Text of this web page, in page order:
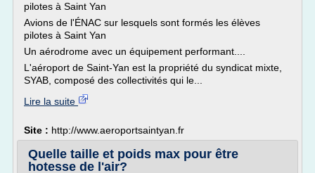
pilotes à Saint Yan
Avions de l'ÉNAC sur lesquels sont formés les élèves
pilotes à Saint Yan
Un aérodrome avec un équipement performant....
L'aéroport de Saint-Yan est la propriété du syndicat mixte,
SYAB, composé des collectivités qui le...
Lire la suite
Site : http://www.aeroportsaintyan.fr
Quelle taille et poids max pour être
hotesse de l'air?